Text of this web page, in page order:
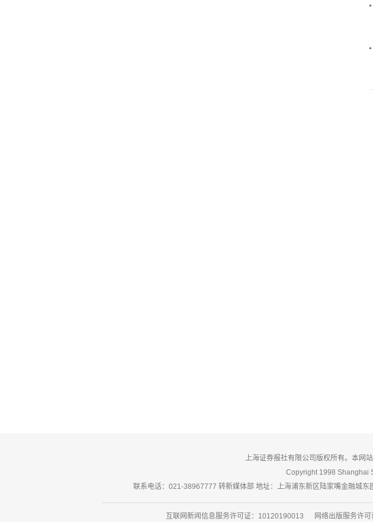
上海证券报社有限公司版权所有。本网
Copyright 1998 Shanghai
联系电话：021-38967777 转新媒体部 地址：上海浦东新区陆家嘴金融城
互联网新闻信息服务许可证：10120190013 网络出版服务许